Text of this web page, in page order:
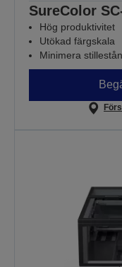
SureColor
Hög produktivitet
Utökad färgskala
Minimera